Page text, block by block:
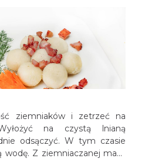
ziemniaków i zetrzeć na
na czystą lnianą
odsączyć. W tym czasie
Z ziemniaczanej masy